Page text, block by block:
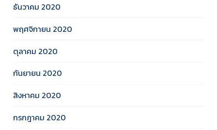
ธันวาคม 2020
พฤศจิกายน 2020
ตุลาคม 2020
กันยายน 2020
สิงหาคม 2020
กรกฎาคม 2020